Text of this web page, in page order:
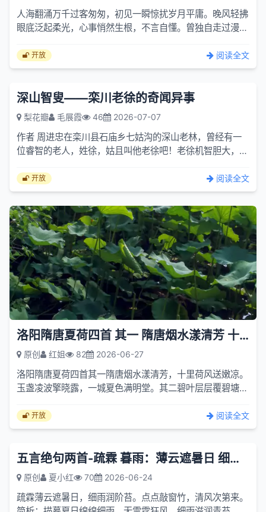
人海翻涌万千过客匆匆，初见一瞬惊扰岁月平庸。晚风轻拂
眼底泛起柔光，心事悄然生根，不言自懂。曾独自走过漫长
到你踏...
开放 阅读全文
深山智叟——栾川老徐的奇闻异事
梨花瓣 毛展霞 46 2026-07-07
作者 周进忠在栾川县石庙乡七姑沟的深山老林，曾经有一
位睿智的老人，姓徐，姑且叫他老徐吧！老徐机智胆大，说
发生神...
开放 阅读全文
洛阳隋唐夏荷四首 其一 隋唐烟水漾清芳 十里荷风送嫩凉
原创 红姐 82 2026-06-27
洛阳隋唐夏荷四首其一隋唐烟水漾清芳，十里荷风送嫩凉。
玉盏凌波擎晓露，一城夏色满明堂。其二碧叶层层覆碧塘，
晴光漫...
开放 阅读全文
五言绝句两首-疏霖 暮雨：薄云遮暑日 细雨润阶苔
原创 夏小红 70 2026-06-24
疏霖薄云遮暑日，细雨润阶苔。点点敲窗竹，清风次第来。